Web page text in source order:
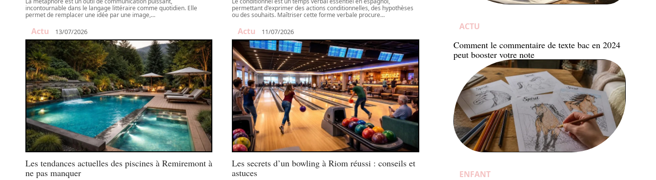
incontournable dans le langage littéraire comme quotidien. Elle
permet de remplacer une idée par une image,…
Actu 13/07/2026
permettant d'exprimer des actions conditionnelles, des hypothèses
ou des souhaits. Maîtriser cette forme verbale procure…
Actu 11/07/2026
Les tendances actuelles des piscines à Remiremont à
ne pas manquer
Les secrets d’un bowling à Riom réussi : conseils et
astuces
ACTU
Comment le commentaire de texte bac en 2024
peut booster votre note
ENFANT